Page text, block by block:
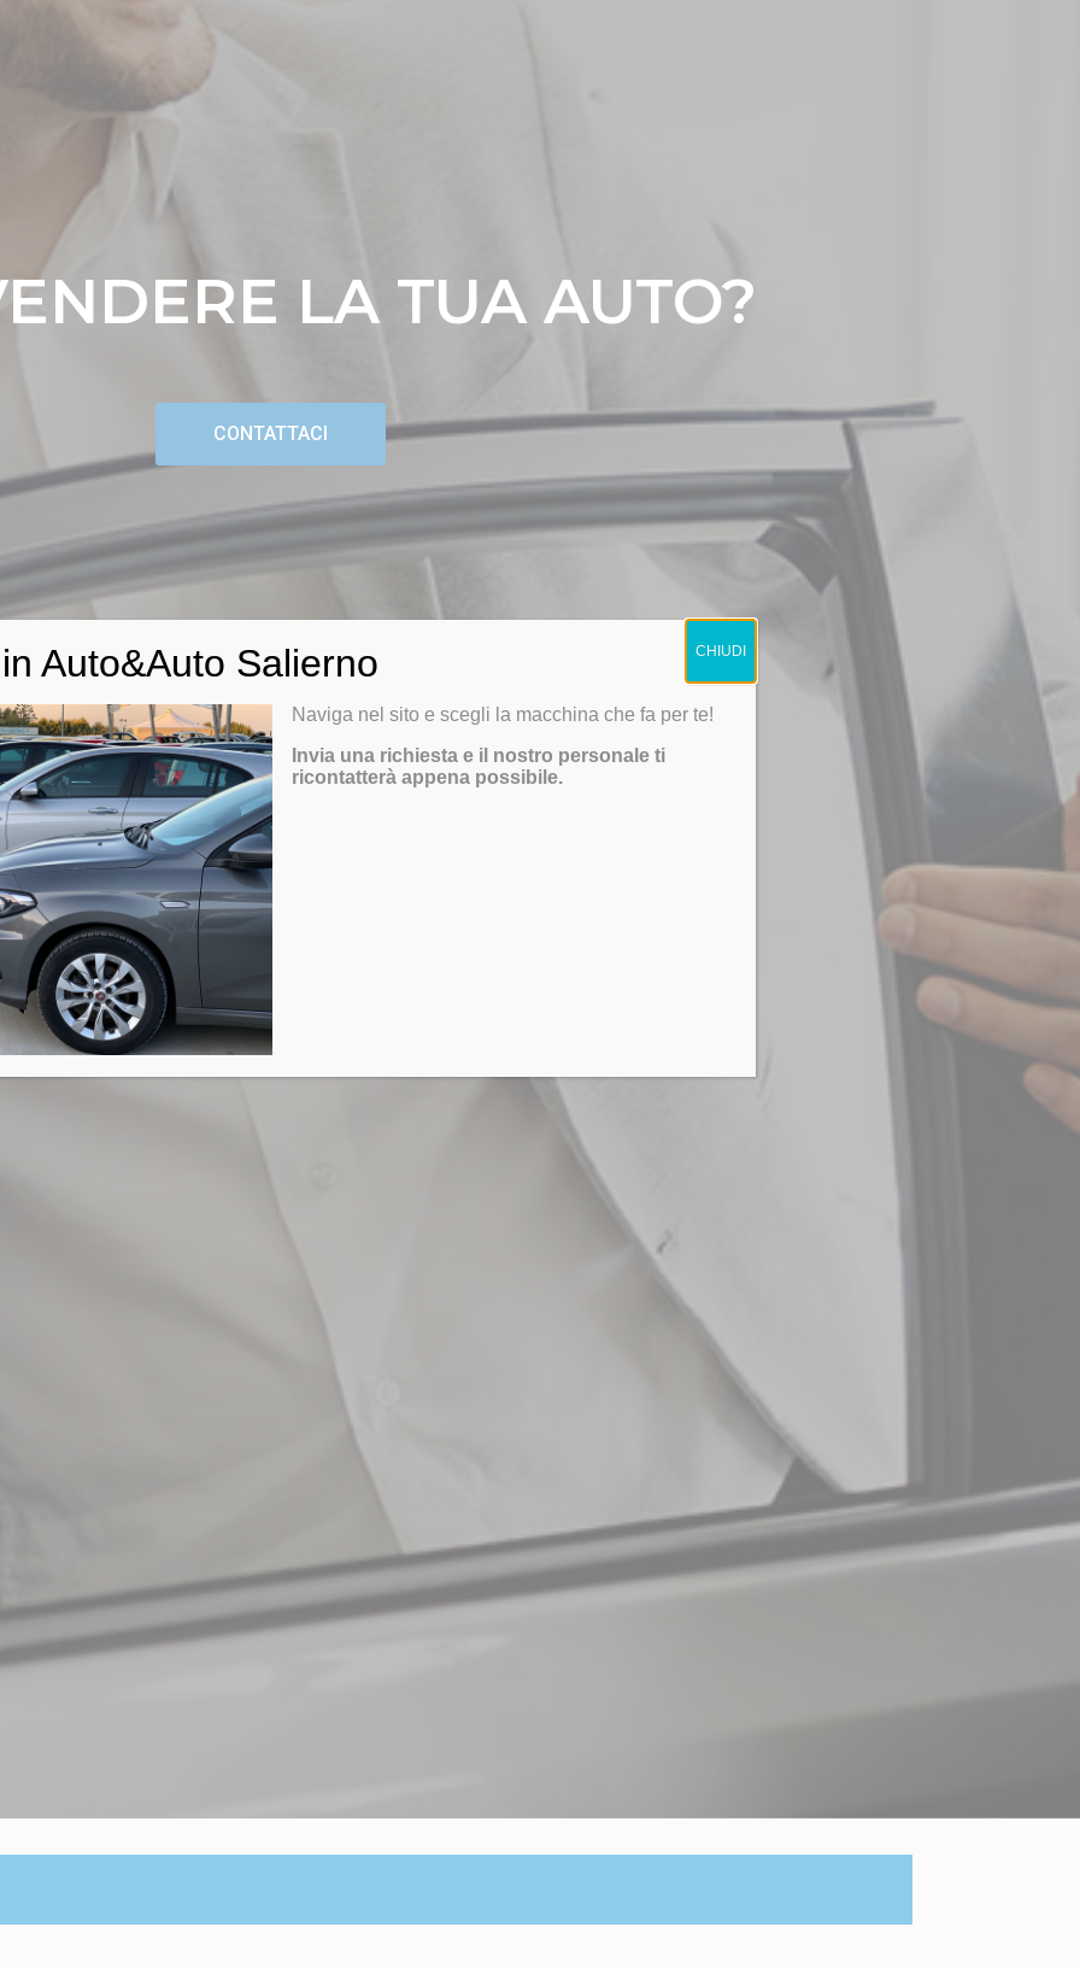
LA TUA AUTO?
CONTATTACI
Auto&Auto Salierno
Naviga nel sito e scegli la macchina che fa per te!
Invia una richiesta e il nostro personale ti
ricontatterà appena possibile.
CHIUDI